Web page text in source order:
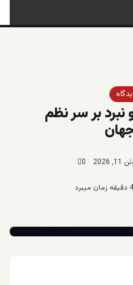
بر سر نظم
2026
0